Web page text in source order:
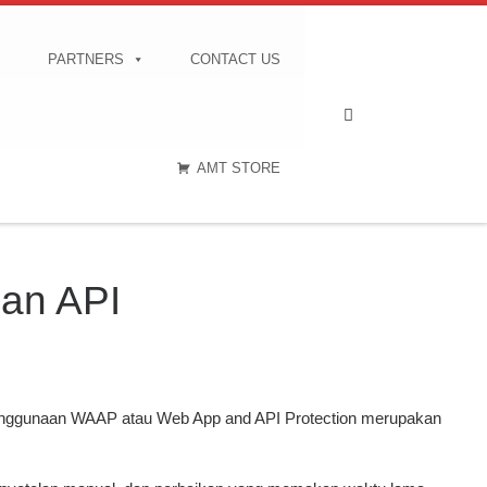
PARTNERS CONTACT US
AMT STORE
API
WAAP atau Web App and API Protection merupakan